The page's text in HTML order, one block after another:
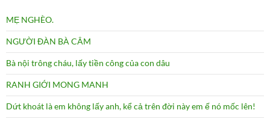
MẸ NGHÈO.
NGƯỜI ĐÀN BÀ CÂM
Bà nội trông cháu, lấy tiền công của con dâu
RANH GIỚI MONG MANH
Dứt khoát là em không lấy anh, kể cả trên đời này em ế nó mốc lên!